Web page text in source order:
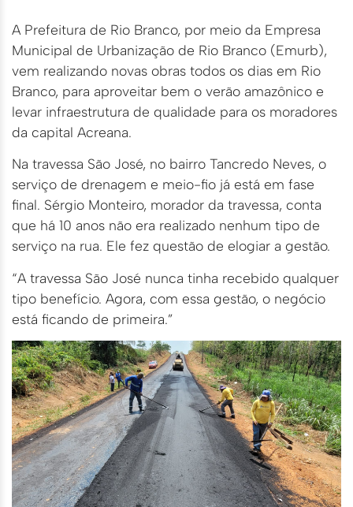
A Prefeitura de Rio Branco, por meio da Empresa
Municipal de Urbanização de Rio Branco (Emurb),
vem realizando novas obras todos os dias em Rio
Branco, para aproveitar bem o verão amazônico e
levar infraestrutura de qualidade para os moradores
da capital Acreana.
Na travessa São José, no bairro Tancredo Neves, o
serviço de drenagem e meio-fio já está em fase
final. Sérgio Monteiro, morador da travessa, conta
que há 10 anos não era realizado nenhum tipo de
serviço na rua. Ele fez questão de elogiar a gestão.
“A travessa São José nunca tinha recebido qualquer
tipo benefício. Agora, com essa gestão, o negócio
está ficando de primeira.”